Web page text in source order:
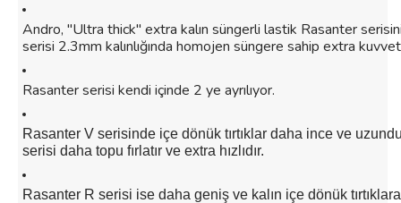
Andro, "Ultra thick" extra kalın süngerli lastik Rasanter
serisi 2.3mm kalınlığında homojen süngere sahip extra
Rasanter serisi kendi içinde 2 ye ayrılıyor.
Rasanter V serisinde içe dönük tırtıklar daha ince ve
serisi daha topu fırlatır ve extra hızlıdır.
Rasanter R serisi ise daha geniş ve kalın içe dönük